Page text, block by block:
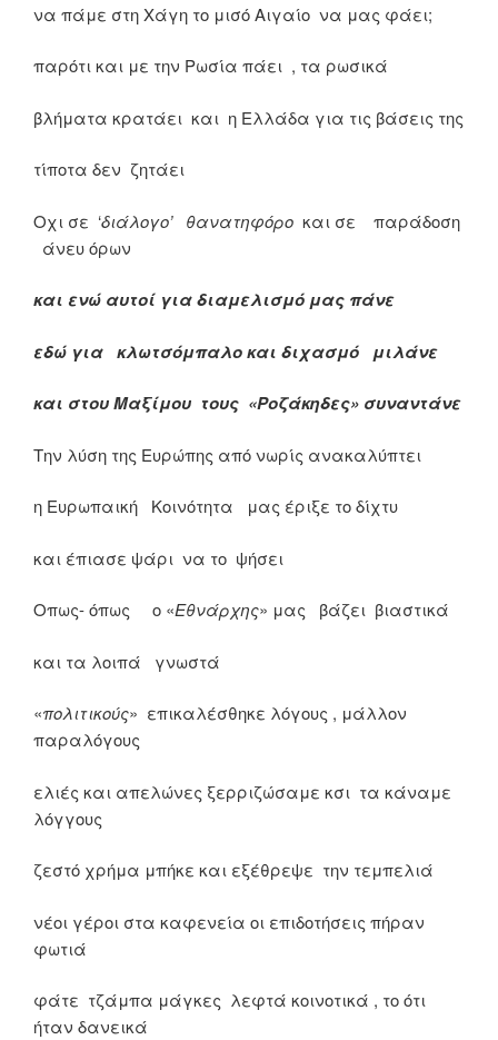
να πάμε στη Χάγη το μισό Αιγαίο να μας φάει;
παρότι και με την Ρωσία πάει , τα ρωσικά
βλήματα κρατάει και η Ελλάδα για τις βάσεις της
τίποτα δεν ζητάει
Οχι σε ‘διάλογο’ θανατηφόρο και σε παράδοση
άνευ όρων
και ενώ αυτοί για διαμελισμό μας πάνε
εδώ για κλωτσόμπαλο και διχασμό μιλάνε
και στου Μαξίμου τους «Ροζάκηδες» συναντάνε
Την λύση της Ευρώπης από νωρίς ανακαλύπτει
η Ευρωπαική Κοινότητα μας έριξε το δίχτυ
και έπιασε ψάρι να το ψήσει
Οπως- όπως ο «Εθνάρχης» μας βάζει βιαστικά
και τα λοιπά γνωστά
«πολιτικούς» επικαλέσθηκε λόγους , μάλλον
παραλόγους
ελιές και απελώνες ξερριζώσαμε κσι τα κάναμε
λόγγους
ζεστό χρήμα μπήκε και εξέθρεψε την τεμπελιά
νέοι γέροι στα καφενεία οι επιδοτήσεις πήραν
φωτιά
φάτε τζάμπα μάγκες λεφτά κοινοτικά , το ότι
ήταν δανεικά